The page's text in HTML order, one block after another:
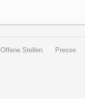
Offene Stellen Presse